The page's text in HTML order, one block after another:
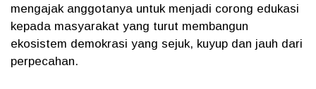
mengajak anggotanya untuk menjadi corong edukasi
kepada masyarakat yang turut membangun
ekosistem demokrasi yang sejuk, kuyup dan jauh dari
perpecahan.